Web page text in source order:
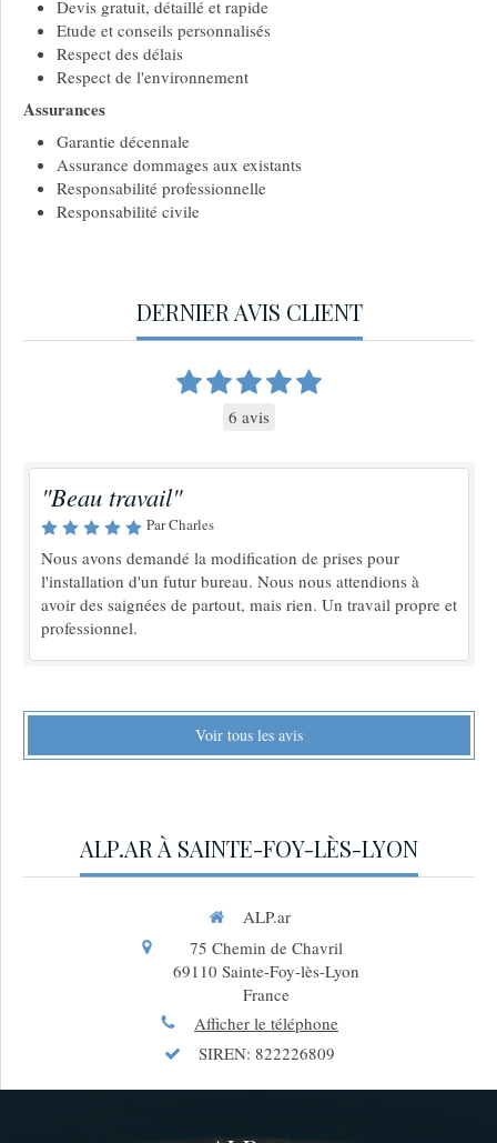
Devis gratuit, détaillé et rapide
Etude et conseils personnalisés
Respect des délais
Respect de l'environnement
Assurances
Garantie décennale
Assurance dommages aux existants
Responsabilité professionnelle
Responsabilité civile
DERNIER AVIS CLIENT
6 avis
"Beau travail"
Par Charles
Nous avons demandé la modification de prises pour
l'installation d'un futur bureau. Nous nous attendions à
avoir des saignées de partout, mais rien. Un travail propre et
professionnel.
Voir tous les avis
ALP.AR À SAINTE-FOY-LÈS-LYON
ALP.ar
75 Chemin de Chavril
69110 Sainte-Foy-lès-Lyon
France
Afficher le téléphone
SIREN: 822226809